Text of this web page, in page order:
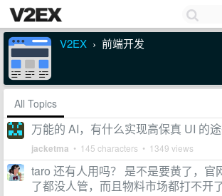
V2EX › 前端开发
All Topics
万能的 AI，有什么实现高保真 UI 的途
jacketma • 145 characters • 1349 views
taro 还有人用吗？ 是不是要黄了，官
了都没人管，而且物料市场都打不开